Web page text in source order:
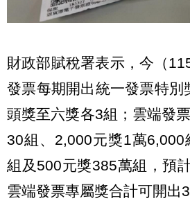
財政部賦稅署表示，今（
發票每期開出統一發票特別
頭獎至六獎各3組；雲端發
30組、2,000元獎1萬
組及500元獎385萬組，預
雲端發票專屬獎合計可開出